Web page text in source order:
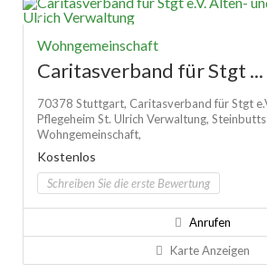
Wohngemeinschaft
Caritasverband für Stgt ...
70378 Stuttgart, Caritasverband für Stgt
Pflegeheim St. Ulrich Verwaltung,
Wohngemeinschaft,
Kostenlos
Schreiben Sie die erste Bewertung
Anrufen
Karte Anzeigen